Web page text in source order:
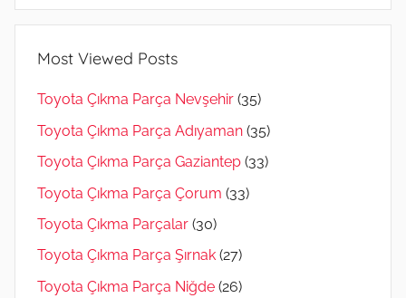
Most Viewed Posts
Toyota Çıkma Parça Nevşehir (35)
Toyota Çıkma Parça Adıyaman (35)
Toyota Çıkma Parça Gaziantep (33)
Toyota Çıkma Parça Çorum (33)
Toyota Çıkma Parçalar (30)
Toyota Çıkma Parça Şırnak (27)
Toyota Çıkma Parça Niğde (26)